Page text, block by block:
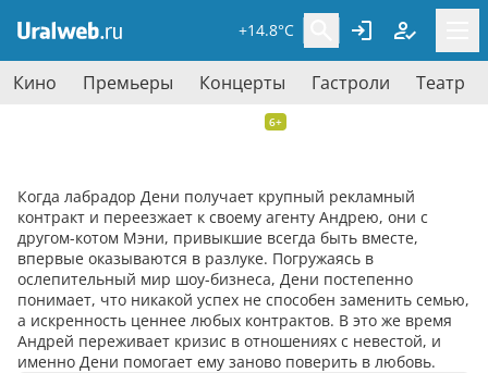
+14.8°C
Кино Премьеры Концерты Гастроли Театр
6+
Когда лабрадор Дени получает крупный рекламный
контракт и переезжает к своему агенту Андрею, они с
другом-котом Мэни, привыкшие всегда быть вместе,
впервые оказываются в разлуке. Погружаясь в
ослепительный мир шоу-бизнеса, Дени постепенно
понимает, что никакой успех не способен заменить семью,
а искренность ценнее любых контрактов. В это же время
Андрей переживает кризис в отношениях с невестой, и
именно Дени помогает ему заново поверить в любовь.